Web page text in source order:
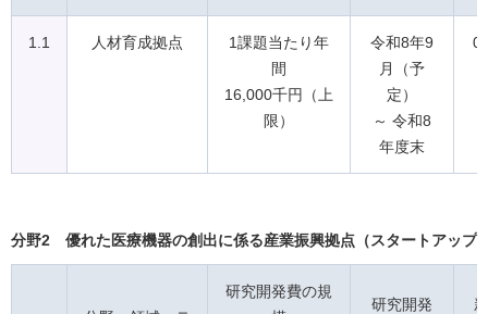
1.1 人材育成拠点
1課題当たり年
間
16,000千円（上
限）
令和8年9
月（予
定）
～ 令和8
年度末
0
分野2 優れた医療機器の創出に係る産業振興拠点（スタートアップ
研究開発費の規
研究開発